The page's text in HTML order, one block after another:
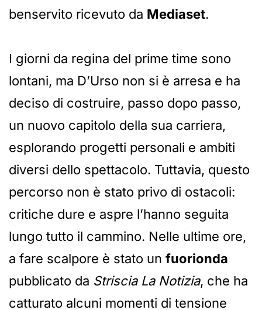
benservito ricevuto da Mediaset.
I giorni da regina del prime time sono
lontani, ma D’Urso non si è arresa e ha
deciso di costruire, passo dopo passo,
un nuovo capitolo della sua carriera,
esplorando progetti personali e ambiti
diversi dello spettacolo. Tuttavia, questo
percorso non è stato privo di ostacoli:
critiche dure e aspre l’hanno seguita
lungo tutto il cammino. Nelle ultime ore,
a fare scalpore è stato un fuorionda
pubblicato da Striscia La Notizia, che ha
catturato alcuni momenti di tensione